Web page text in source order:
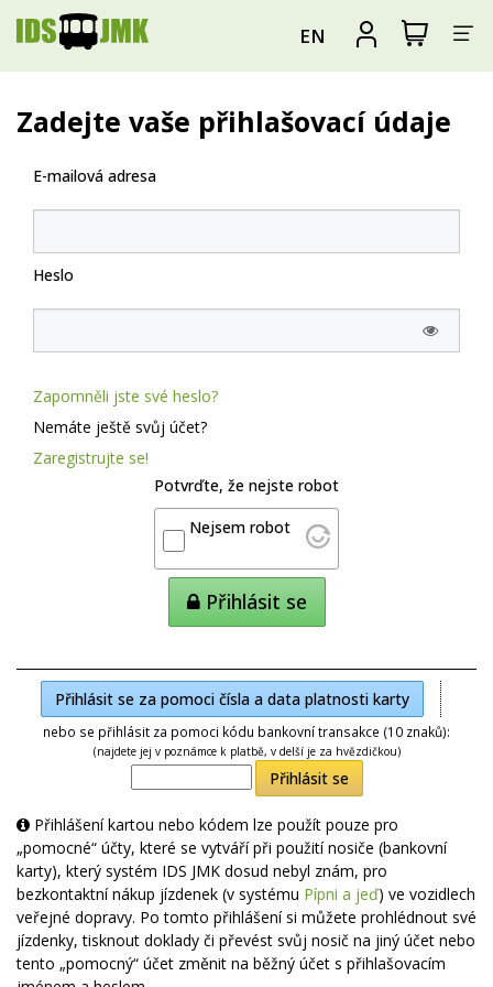
EN
Zobrazit
nákupní
košík
Zadejte vaše přihlašovací údaje
E-mailová adresa
Heslo
Zapomněli jste své heslo?
Nemáte ještě svůj účet?
Zaregistrujte se!
Potvrďte, že nejste robot
Nejsem robot
Přihlásit se
Přihlásit se za pomoci čísla a data platnosti karty
nebo se přihlásit za pomoci kódu bankovní transakce (10 znaků):
(najdete jej v poznámce k platbě, v delší je za hvězdičkou)
Přihlásit se
Přihlášení kartou nebo kódem lze použít pouze pro
„pomocné“ účty, které se vytváří při použití nosiče (bankovní
karty), který systém IDS JMK dosud nebyl znám, pro
bezkontaktní nákup jízdenek (v systému Pípni a jeď) ve vozidlech
veřejné dopravy. Po tomto přihlášení si můžete prohlédnout své
jízdenky, tisknout doklady či převést svůj nosič na jiný účet nebo
tento „pomocný“ účet změnit na běžný účet s přihlašovacím